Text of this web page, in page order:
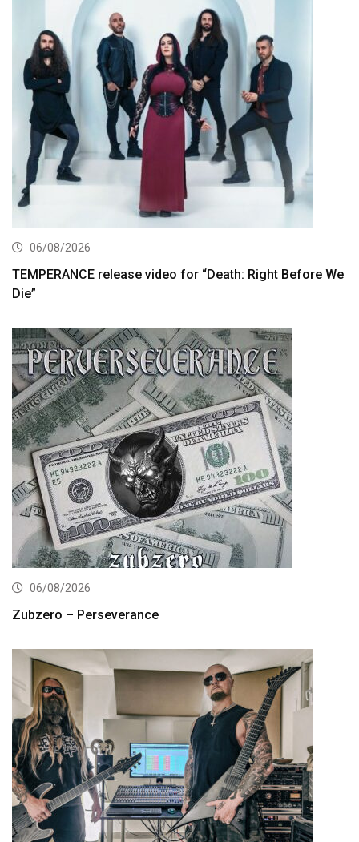
06/08/2026
TEMPERANCE release video for “Death: Right Before We
Die”
06/08/2026
Zubzero – Perseverance